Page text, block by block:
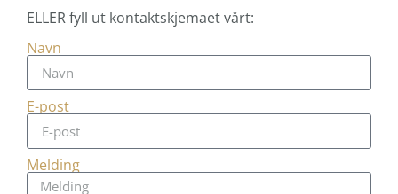
ELLER fyll ut kontaktskjemaet vårt:
Navn
E-post
Melding